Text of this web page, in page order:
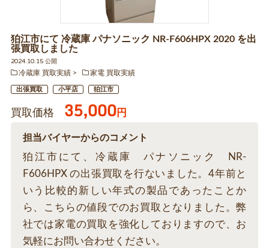
狛江市にて 冷蔵庫 パナソニック NR-F606HPX 2020 を出
張買取しました
2024.10.15 公開
冷蔵庫 買取実績
家電 買取実績
出張買取 小平店 狛江市
買取価格 35,000円
担当バイヤーからのコメント
狛江市にて、冷蔵庫 パナソニック NR-
F606HPX の出張買取を行ないました。4年前と
いう比較的新しい年式の製品であったことか
ら、こちらの値段でのお買取となりました。弊
社では家電の買取を強化しておりますので、お
気軽にお問い合わせください。